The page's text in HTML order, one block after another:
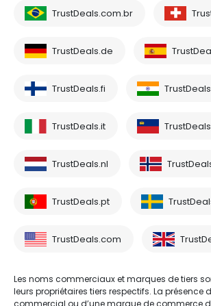
TrustDeals.com.br
TrustDeals.de
TrustDeals.fi
TrustDeals.it
TrustDeals.nl
TrustDeals.pt
TrustDeals.com
Les noms commerciaux et marques de tiers
leurs propriétaires tiers respectifs. La présence
commercial ou d’une marque de commerce